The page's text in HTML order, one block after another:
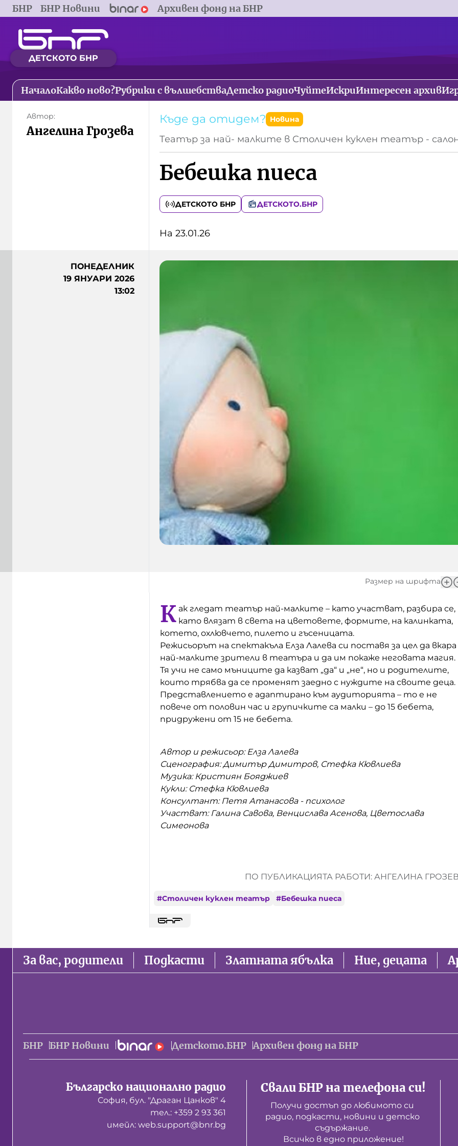
БНР БНР Новини Архивен фонд на БНР
ДЕТСКОТО БНР
НачалоКакво ново?Рубрики с вълшебстваДетско радиоЧуйтеИскриИнтересен архив
Автор:
Ангелина Грозева
Къде да отидем? Новина
Театър за най- малките в Столичен куклен театър - салон
Бебешка пиеса
ДЕТСКОТО БНР ДЕТСКОТО.БНР
На 23.01.26
ПОНЕДЕЛНИК
19 ЯНУАРИ 2026
13:02
Размер на шрифта
К ак гледат театър най-малките – като участват, разбира се,
като влязат в света на цветовете, формите, на калинката,
котето, охлювчето, пилето и гъсеницата.
Режисьорът на спектакъла Елза Лалева си поставя за цел да вкара
най-малките зрители в театъра и да им покаже неговата магия.
Тя учи не само мъниците да казват „да“ и „не“, но и родителите,
които трябва да се променят заедно с нуждите на своите деца.
Представлението е адаптирано към аудиторията – то е не
повече от половин час и групичките са малки – до 15 бебета,
придружени от 15 не бебета.
Автор и режисьор: Елза Лалева
Сценография: Димитър Димитров, Стефка Кювлиева
Музика: Кристиян Бояджиев
Кукли: Стефка Кювлиева
Консултант: Петя Атанасова - психолог
Участват: Галина Савова, Венцислава Асенова, Цветослава
Симеонова
ПО ПУБЛИКАЦИЯТА РАБОТИ: АНГЕЛИНА
#Столичен куклен театър #Бебешка пиеса
За вас, родители Подкасти Златната ябълка Ние, децата
БНР БНР Новини Детското.БНР Архивен фонд на БНР
Българско национално радио
София, бул. "Драган Цанков" 4
тел.: +359 2 93 361
имейл: web.support@bnr.bg
Свали БНР на телефона си!
Получи достъп до любимото си
радио, подкасти, новини и детско
съдържание.
Всичко в едно приложение!